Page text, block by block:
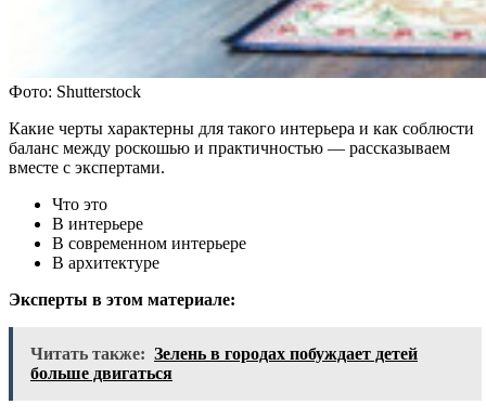
Фото: Shutterstock
Какие черты характерны для такого интерьера и как соблюсти
баланс между роскошью и практичностью — рассказываем
вместе с экспертами.
Что это
В интерьере
В современном интерьере
В архитектуре
Эксперты в этом материале:
Читать также: Зелень в городах побуждает детей
больше двигаться